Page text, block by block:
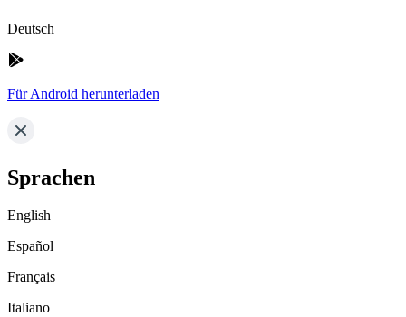
Deutsch
Für Android herunterladen
Sprachen
English
Español
Français
Italiano